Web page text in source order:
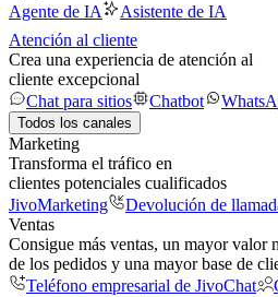
Agente de IA
Asistente de IA
Atención al cliente
Crea una experiencia de atención al
cliente excepcional
Chat para sitios
Chatbot
Todos los canales
Marketing
Transforma el tráfico en
clientes potenciales cualificados
JivoMarketing
Devolución de
Ventas
Consigue más ventas, un mayor valor
de los pedidos y una mayor base de
Teléfono empresarial de JivoChat